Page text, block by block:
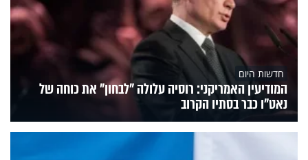
חדשות היום
המודיעין האמריקני: רוסיה עלולה "לבחון" את כוחה של
נאט"ו כבר בסתיו הקרוב